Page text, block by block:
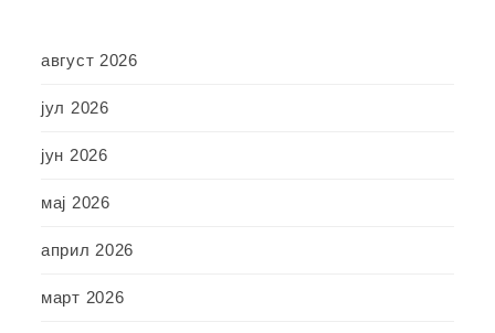
август 2026
јул 2026
јун 2026
мај 2026
април 2026
март 2026